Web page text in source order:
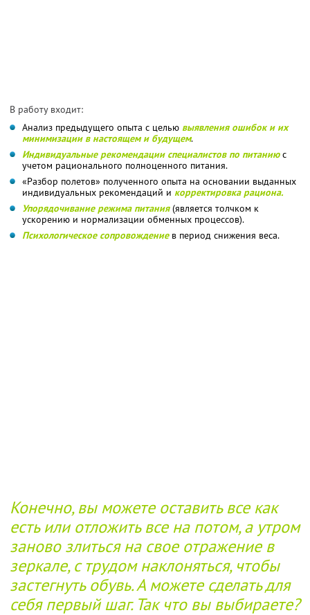
В работу входит:
Анализ предыдущего опыта с целью выявления ошибок и их
минимизации в настоящем и будущем.
Индивидуальные рекомендации специалистов по питаниюс
учетом рационального полноценного питания.
«Разбор полетов» полученного опыта на основании выданных
индивидуальных рекомендаций и корректировка рациона.
Упорядочивание режима питания(является толчком к
ускорению и нормализации обменных процессов).
Психологическое сопровождениев период снижения веса.
Конечно, вы можете оставить все как
есть или отложить все на потом, а утром
заново злиться на свое отражение в
зеркале, с трудом наклоняться, чтобы
застегнуть обувь. А можете сделать для
себя первый шаг. Так что вы выбираете?